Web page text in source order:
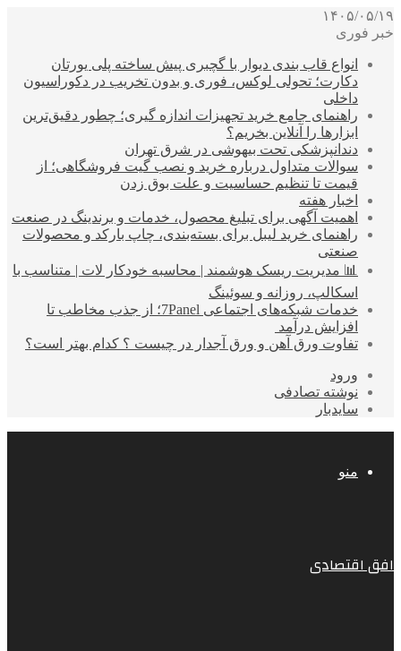
۱۴۰۵/۰۵/۱۹
خبر فوری
انواع قاب بندی دیوار با گچبری پیش ساخته پلی یورتان
دکارت؛ تحولی لوکس، فوری و بدون تخریب در دکوراسیون
داخلی
راهنمای جامع خرید تجهیزات اندازه گیری؛ چطور دقیق‌ترین
ابزارها را آنلاین بخریم؟
دندانپزشکی تحت بیهوشی در شرق تهران
سوالات متداول درباره خرید و نصب گیت فروشگاهی؛ از
قیمت تا تنظیم حساسیت و علت بوق زدن
اخبار هفته
اهمیت آگهی برای تبلیغ محصول، خدمات و برندینگ در صنعت
راهنمای خرید لیبل برای بسته‌بندی، چاپ بارکد و محصولات
صنعتی
📊 مدیریت ریسک هوشمند | محاسبه خودکار لات | متناسب با
اسکالپ، روزانه و سوئینگ
خدمات شبکه‌های اجتماعی 7Panel؛ از جذب مخاطب تا
افزایش درآمد
تفاوت ورق آهن و ورق آجدار در چیست ؟ کدام بهتر است؟
ورود
نوشته تصادفی
سایدبار
منو
افق اقتصادی